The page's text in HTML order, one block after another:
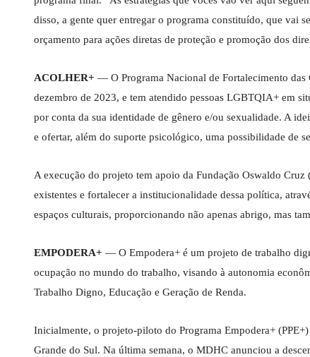
disso, a gente quer entregar o programa constituído, que vai
orçamento para ações diretas de proteção e promoção dos
ACOLHER+ — O Programa Nacional de Fortalecimento
dezembro de 2023, e tem atendido pessoas LGBTQIA+ em
por conta da sua identidade de gênero e/ou sexualidade. A
e ofertar, além do suporte psicológico, uma possibilidade de
A execução do projeto tem apoio da Fundação Oswaldo Cruz
existentes e fortalecer a institucionalidade dessa política,
espaços culturais, proporcionando não apenas abrigo, mas
EMPODERA+ — O Empodera+ é um projeto de trabalho
ocupação no mundo do trabalho, visando à autonomia
Trabalho Digno, Educação e Geração de Renda.
Inicialmente, o projeto-piloto do Programa Empodera+
Grande do Sul. Na última semana, o MDHC anunciou a